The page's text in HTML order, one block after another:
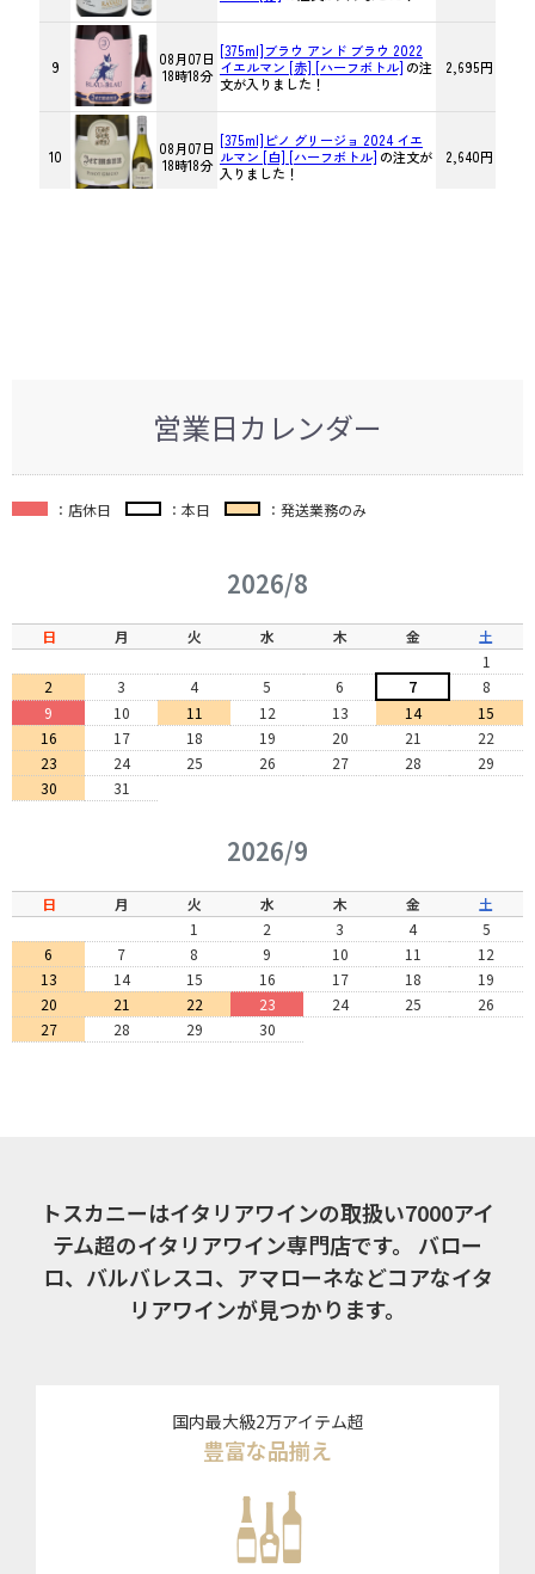
営業日カレンダー
：店休日 ：本日 ：発送業務のみ
2026/8
日 月 火 水 木 金
土
1
2
3 4 5 6 7
8
9
10 11 12 13 14
15
16
17 18 19 20 21
22
23
24 25 26 27 28
29
30
31
2026/9
日 月 火 水 木 金
土
1
2 3 4
5
6
7 8 9 10 11
12
13
14 15 16 17 18
19
20
21 22 23 24 25
26
27
28 29 30
トスカニーはイタリアワインの取扱い7000アイ
テム超のイタリアワイン専門店です。
バロー
ロ、バルバレスコ、アマローネなどコアなイタ
リアワインが見つかります。
国内最大級2万アイテム超
豊富な品揃え